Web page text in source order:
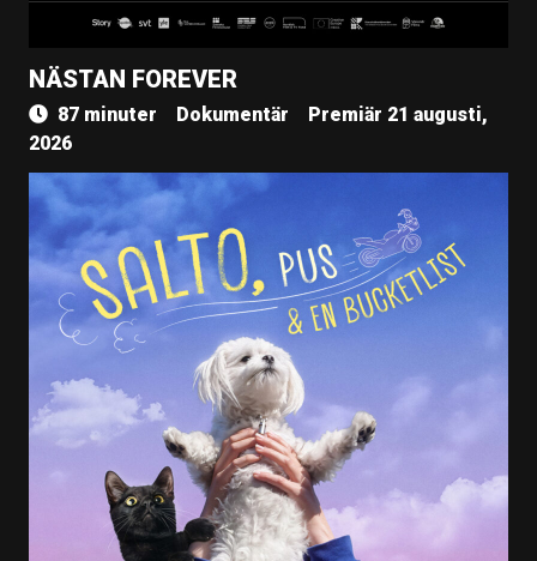
NÄSTAN FOREVER
87 minuter Dokumentär
Premiär 21 augusti,
2026